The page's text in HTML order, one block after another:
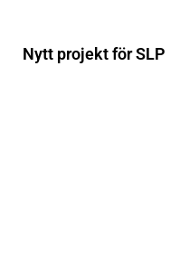
Nytt projekt för SLP